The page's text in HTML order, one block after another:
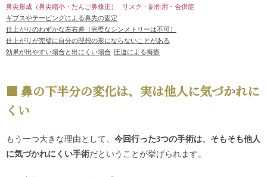
鼻尖形成（鼻尖縮小・だんご鼻修正）
リスク・副作用・合併症
ギブスやテーピングによる鼻先の固定
仕上がりのわずかな左右差（完璧なシンメトリーは不可）
仕上がりが完璧に自分の理想の形にならないことがある
効果が出やすい場合と出にくい場合 圧迫による褥瘡
鼻の下半分の変化は、実は他人に気づかれに
くい
もう一つ大きな理由として、 今回行った3つの手術は、そもそも他人
に気づかれにくい手術だということが挙げられます。